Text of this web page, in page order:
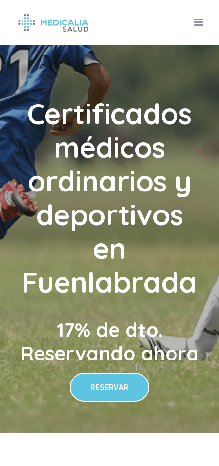
contenido
Certificados
médicos
ordinarios y
deportivos
en
Fuenlabrada
17% de dto.
Reservando ahora
RESERVAR